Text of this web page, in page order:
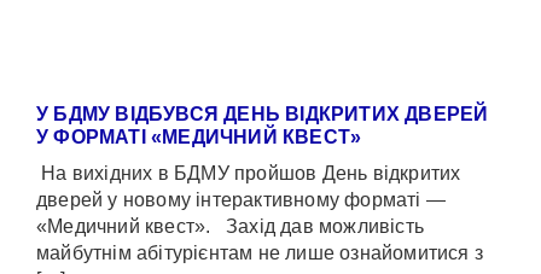
У БДМУ ВІДБУВСЯ ДЕНЬ ВІДКРИТИХ ДВЕРЕЙ
У ФОРМАТІ «МЕДИЧНИЙ КВЕСТ»
На вихідних в БДМУ пройшов День відкритих
дверей у новому інтерактивному форматі —
«Медичний квест». Захід дав можливість
майбутнім абітурієнтам не лише ознайомитися з